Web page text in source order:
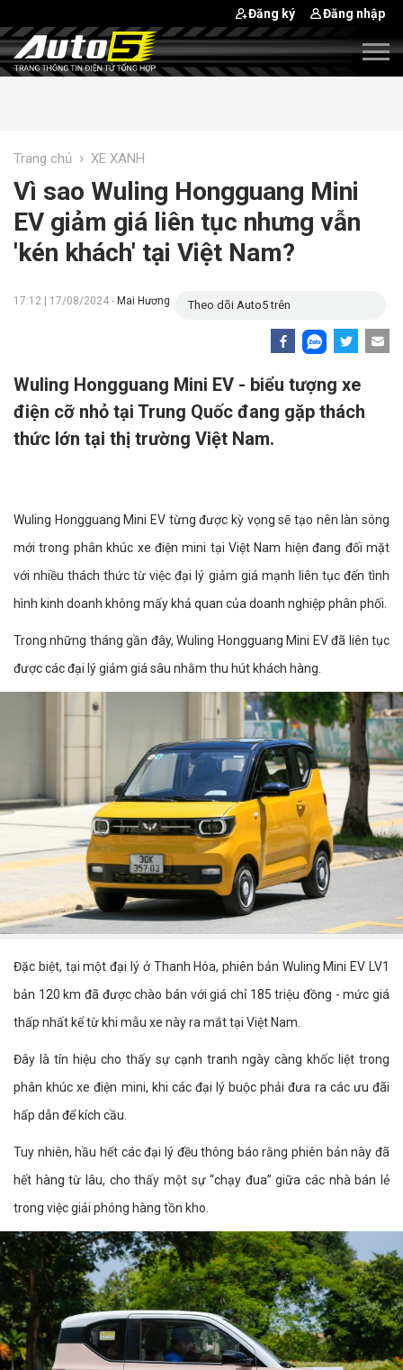
Đăng ký Đăng nhập
Trang chủ › XE XANH
Vì sao Wuling Hongguang Mini
EV giảm giá liên tục nhưng vẫn
'kén khách' tại Việt Nam?
17:12 | 17/08/2024 - Mai Hương Theo dõi Auto5 trên
Wuling Hongguang Mini EV - biểu tượng xe
điện cỡ nhỏ tại Trung Quốc đang gặp thách
thức lớn tại thị trường Việt Nam.
Wuling Hongguang Mini EV từng được kỳ vọng sẽ tạo nên làn sóng
mới trong phân khúc xe điện mini tại Việt Nam hiện đang đối mặt
với nhiều thách thức từ việc đại lý giảm giá mạnh liên tục đến tình
hình kinh doanh không mấy khả quan của doanh nghiệp phân phối.
Trong những tháng gần đây, Wuling Hongguang Mini EV đã liên tục
được các đại lý giảm giá sâu nhằm thu hút khách hàng.
Đặc biệt, tại một đại lý ở Thanh Hóa, phiên bản Wuling Mini EV LV1
bản 120 km đã được chào bán với giá chỉ 185 triệu đồng - mức giá
thấp nhất kể từ khi mẫu xe này ra mắt tại Việt Nam.
Đây là tín hiệu cho thấy sự cạnh tranh ngày càng khốc liệt trong
phân khúc xe điện mini, khi các đại lý buộc phải đưa ra các ưu đãi
hấp dẫn để kích cầu.
Tuy nhiên, hầu hết các đại lý đều thông báo rằng phiên bản này đã
hết hàng từ lâu, cho thấy một sự “chạy đua” giữa các nhà bán lẻ
trong việc giải phóng hàng tồn kho.